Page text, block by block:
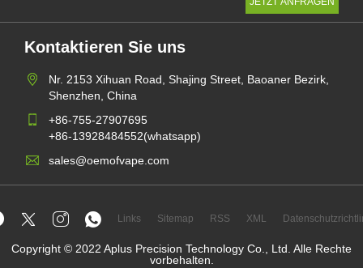
Kontaktieren Sie uns
Nr. 2153 Xihuan Road, Shajing Street, Baoaner Bezirk,
Shenzhen, China
+86-755-27907695
+86-13928484552(whatsapp)
sales@oemofvape.com
Links Sitemap RSS XML
Copyright © 2022 Aplus Precision Technology Co., Ltd. Alle Rechte
vorbehalten.